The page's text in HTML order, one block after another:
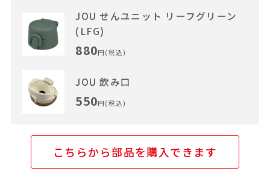
JOU せんユニット リーフグリーン
(LFG)
880円(税込)
JOU 飲み口
550円(税込)
こちらから部品を購入できます